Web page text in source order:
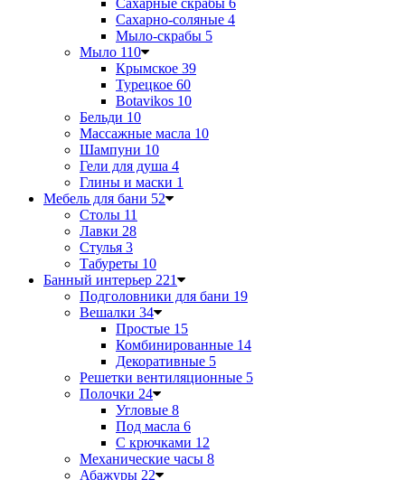
Сахарные скрабы 6
Сахарно-соляные 4
Мыло-скрабы 5
Мыло 110
Крымское 39
Турецкое 60
Botavikos 10
Бельди 10
Массажные масла 10
Шампуни 10
Гели для душа 4
Глины и маски 1
Мебель для бани 52
Столы 11
Лавки 28
Стулья 3
Табуреты 10
Банный интерьер 221
Подголовники для бани 19
Вешалки 34
Простые 15
Комбинированные 14
Декоративные 5
Решетки вентиляционные 5
Полочки 24
Угловые 8
Под масла 6
С крючками 12
Механические часы 8
Абажуры 22